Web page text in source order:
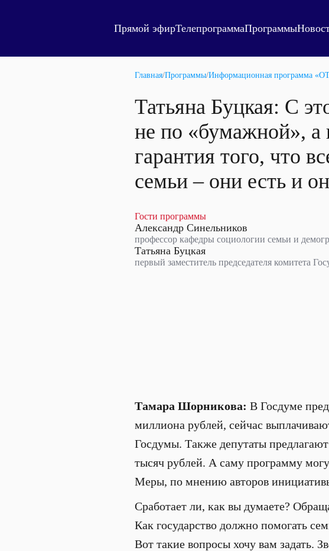
Прямой эфирТелепрограммаПрограммы
Главная/Программы/Информационная программа
Татьяна Буцкая: С
не по «бумажной», а
гарантия того, что
семьи – они есть и
Гости программы
Александр Синельников
профессор кафедры социологии семьи и
Татьяна Буцкая
первый заместитель председателя комитета
Тамара Шорникова: В Госдуме
миллиона рублей, сейчас
Госдумы. Также депутаты
тысяч рублей. А саму программу
Меры, по мнению авторов
Сработает ли, как вы думаете?
Как государство должно помогать
Вот такие вопросы хочу вам задать.